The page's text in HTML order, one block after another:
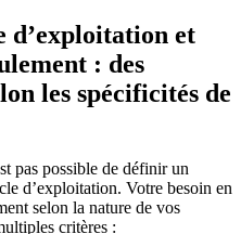
d’exploitation et
: des
les spécificités de
pas possible de définir un
d’exploitation. Votre besoin en
selon la nature de vos
critères :